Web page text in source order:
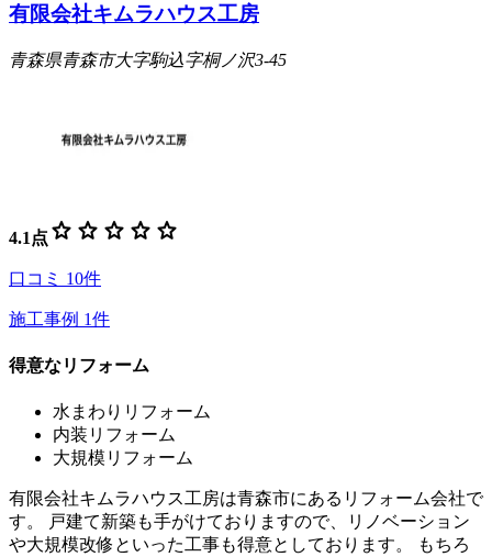
有限会社キムラハウス工房
青森県青森市大字駒込字桐ノ沢3-45
4.1 点 star star star star star
口コミ 10件
施工事例 1件
得意なリフォーム
水まわりリフォーム
内装リフォーム
大規模リフォーム
有限会社キムラハウス工房は青森市にあるリフォーム会社で
す。 戸建て新築も手がけておりますので、リノベーション
や大規模改修といった工事も得意としております。 もちろ